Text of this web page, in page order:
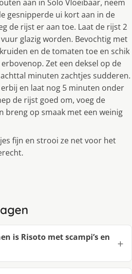
aan in Solo Vloeibaar, neem
gesnipperde ui kort aan in de
de rijst er aan toe. Laat de rijst 2
glazig worden. Bevochtig met
en de tomaten toe en schik
Zet een deksel op de
minuten zachtjes sudderen.
erbij en laat nog 5 minuten onder
de rijst goed om, voeg de
breng op smaak met een weinig
fijn en strooi ze net voor het
is Risoto met scampi’s en